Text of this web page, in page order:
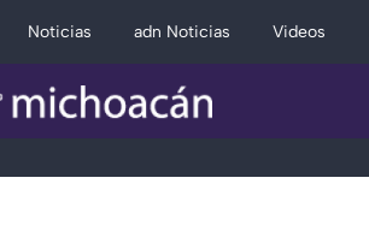
Noticias adn Noticias Videos